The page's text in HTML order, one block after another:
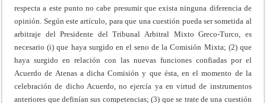
respecta a este punto no cabe presumir que exista ninguna diferencia de
opinión. Según este artículo, para que una cuestión pueda ser sometida al
arbitraje del Presidente del Tribunal Arbitral Mixto Greco-Turco, es
necesario (i) que haya surgido en el seno de la Comisión Mixta; (2) que
haya surgido en relación con las nuevas funciones confiadas por el
Acuerdo de Atenas a dicha Comisión y que ésta, en el momento de la
celebración de dicho Acuerdo, no ejercía ya en virtud de instrumentos
anteriores que definían sus competencias; (3) que se trate de una cuestión